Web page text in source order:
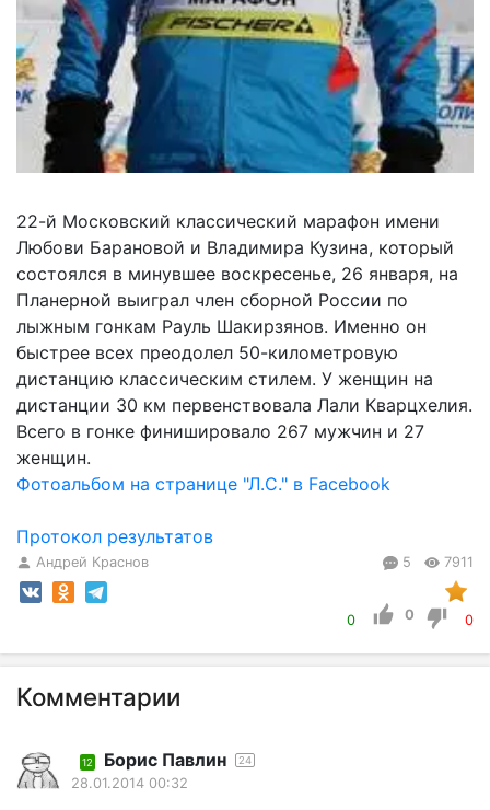
22-й Московский классический марафон имени
Любови Барановой и Владимира Кузина, который
состоялся в минувшее воскресенье, 26 января, на
Планерной выиграл член сборной России по
лыжным гонкам Рауль Шакирзянов. Именно он
быстрее всех преодолел 50-километровую
дистанцию классическим стилем. У женщин на
дистанции 30 км первенствовала Лали Кварцхелия.
Всего в гонке финишировало 267 мужчин и 27
женщин.
Фотоальбом на странице "Л.С." в Facebook
Протокол результатов
Андрей Краснов 5 7911
0 0 0
Комментарии
12 Борис Павлин 24
28.01.2014 00:32